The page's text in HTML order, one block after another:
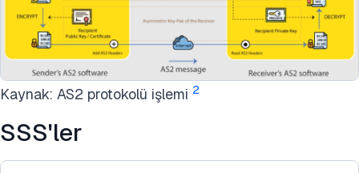
Kaynak: AS2 protokolü işlemi 2
SSS'ler